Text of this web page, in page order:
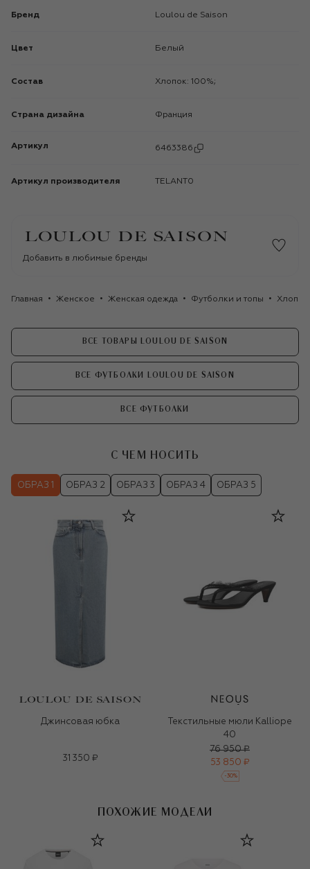
Бренд Loulou de Saison
Цвет Белый
Состав Хлопок: 100%;
Страна дизайна Франция
Артикул 6463386
Артикул производителя TELANT0
Добавить в любимые бренды
Главная Женское Женская одежда Футболки и топы
ВСЕ ТОВАРЫ LOULOU DE SAISON
ВСЕ ФУТБОЛКИ LOULOU DE SAISON
ВСЕ ФУТБОЛКИ
С ЧЕМ НОСИТЬ
ОБРАЗ 1 ОБРАЗ 2 ОБРАЗ 3 ОБРАЗ 4 ОБРАЗ 5
Джинсовая юбка
31 350 ₽
Текстильные мюли Kalliope
40
76 950 ₽
53 850 ₽
-30%
ПОХОЖИЕ МОДЕЛИ